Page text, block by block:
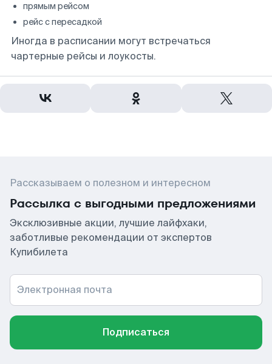
прямым рейсом
рейс с пересадкой
Иногда в расписании могут встречаться
чартерные рейсы и лоукосты.
Рассказываем о полезном и интересном
Рассылка с выгодными предложениями
Эксклюзивные акции, лучшие лайфхаки,
заботливые рекомендации от экспертов
Купибилета
Электронная почта
Подписаться